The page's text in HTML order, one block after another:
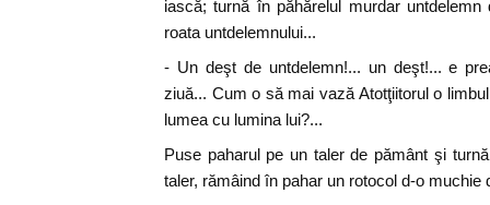
iască; turnă în păhărelul murdar
roata untdelemnului...
- Un deşt de untdelemn!... un deşt!... e
ziuă... Cum o să mai vază Atotţiitorul o
lumea cu lumina lui?...
Puse paharul pe un taler de pământ şi
taler, rămâind în pahar un rotocol d-o muchie